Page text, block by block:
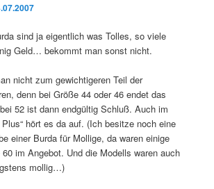
sind ja eigentlich was Tolles, so viele
Geld… bekommt man sonst nicht.
nicht zum gewichtigeren Teil der
denn bei Größe 44 oder 46 endet das
52 ist dann endgültig Schluß. Auch im
Plus“ hört es da auf. (Ich besitze noch eine
einer Burda für Mollige, da waren einige
im Angebot. Und die Modells waren auch
mollig…)